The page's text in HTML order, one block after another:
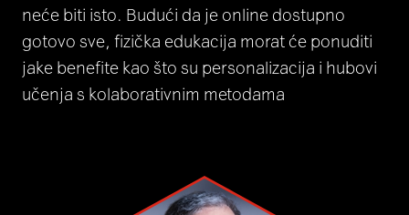
neće biti isto. Budući da je online dostupno
gotovo sve, fizička edukacija morat će ponuditi
jake benefite kao što su personalizacija i hubovi
učenja s kolaborativnim metodama